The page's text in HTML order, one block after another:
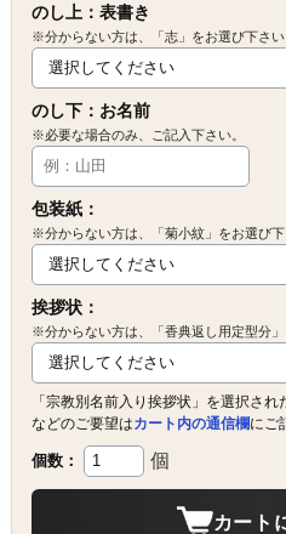
のし上：表書き
※分からない方は、「志」をお選び下さい
のし下：お名前
※必要な場合のみ、ご記入下さい。
包装紙：
※分からない方は、「菊小紋」をお選び下
挨拶状：
※分からない方は、「香典返し用定型分」
「宗教別名前入り挨拶状」を選択され
などのご要望はカート内の通信欄にご
個数： 個
カート